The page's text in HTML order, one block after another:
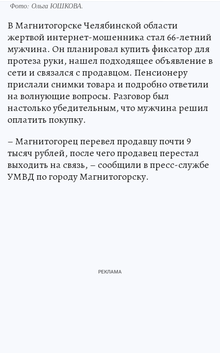
Фото: Ольга ЮШКОВА.
В Магнитогорске Челябинской области
жертвой интернет-мошенника стал 66-летний
мужчина. Он планировал купить фиксатор для
протеза руки, нашел подходящее объявление в
сети и связался с продавцом. Пенсионеру
прислали снимки товара и подробно ответили
на волнующие вопросы. Разговор был
настолько убедительным, что мужчина решил
оплатить покупку.
– Магнитогорец перевел продавцу почти 9
тысяч рублей, после чего продавец перестал
выходить на связь, – сообщили в пресс-службе
УМВД по городу Магнитогорску.